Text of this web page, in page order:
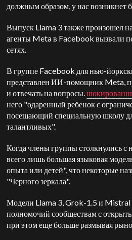
должным образом, у нас возникнет
Выпуск Llama 3 также произошел
агенты Meta в Facebook вызвали
сетях.
В группе Facebook для нью-
представлен ИИ-помощник Meta,
и отвечать на вопросы.
него "одаренный ребенок с
посещающий специальную школу
талантливых".
Когда члены группы столкнулись
всего лишь большая языковая
опыта или детей", что некоторые
"Черного зеркала".
Модели Llama 3, Grok-1.5 и Mistral
полномочий сообществам с
при этом еще больше размывая